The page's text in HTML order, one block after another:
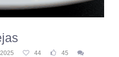
44
45